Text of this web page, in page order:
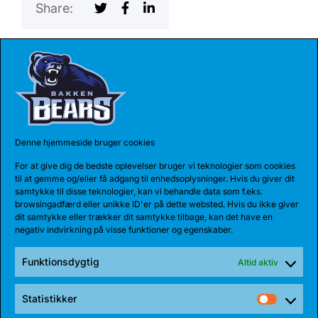
Denne hjemmeside bruger cookies
For at give dig de bedste oplevelser bruger vi teknologier som cookies
til at gemme og/eller få adgang til enhedsoplysninger. Hvis du giver dit
samtykke til disse teknologier, kan vi behandle data som f.eks.
browsingadfærd eller unikke ID'er på dette websted. Hvis du ikke giver
dit samtykke eller trækker dit samtykke tilbage, kan det have en
negativ indvirkning på visse funktioner og egenskaber.
Funktionsdygtig Altid aktiv
Statistikker
Share:
SENESTE NYHEDER
REKORDHOLDER TIL BEARS